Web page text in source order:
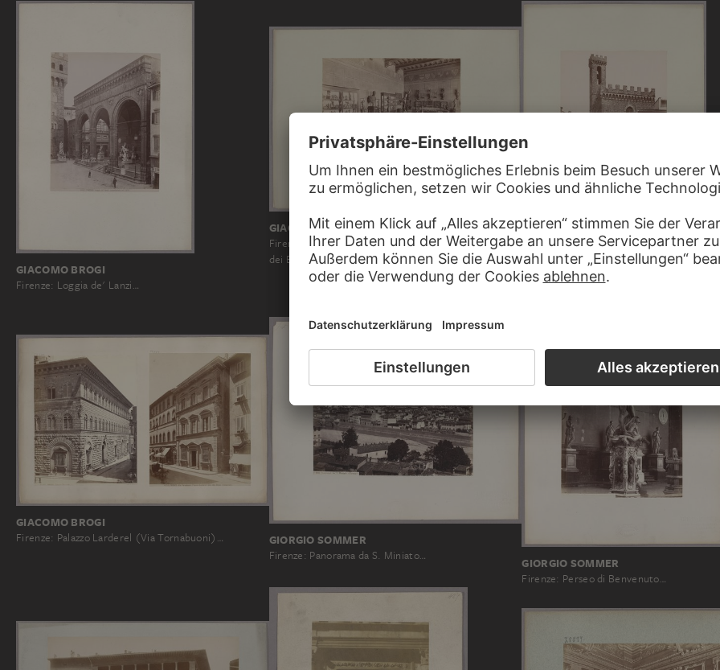
GIACOMO BROGI
Firenze: Loggia de' Lanzi…
GIACOMO BROGI
Firenze: Museo Nazionale, Interno della seconda Sala
dei Bronzi…
GIACOMO BROGI
Firenze: Palazzo del Podestà o del
GIACOMO BROGI
Firenze: Palazzo Larderel (Via Tornabuoni)… GIORGIO SOMMER
Firenze: Panorama da S. Miniato…
GIORGIO SOMMER
Firenze: Perseo di Benvenuto…